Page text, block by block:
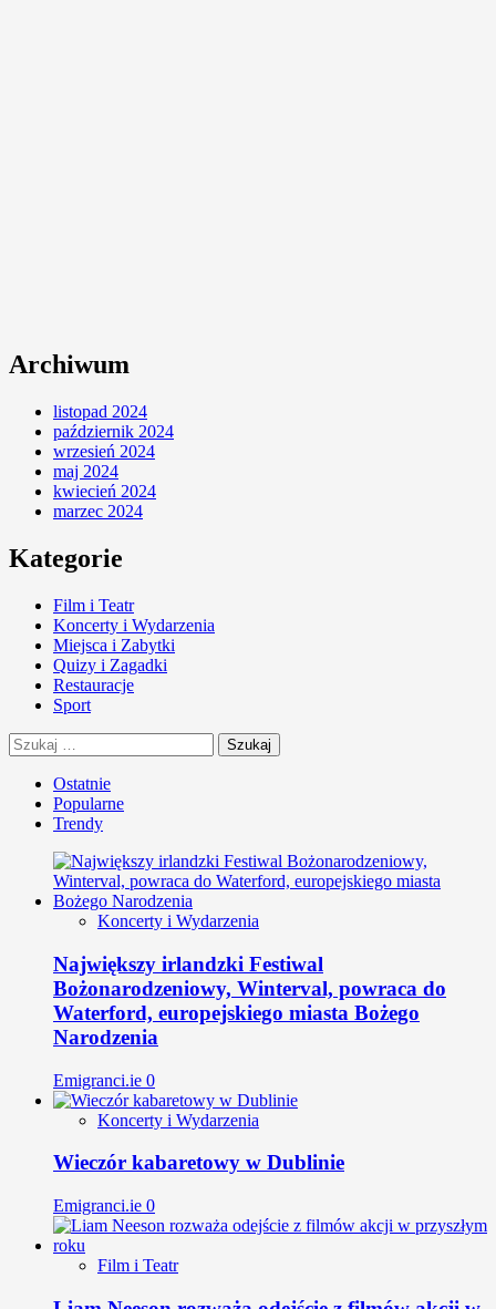
Archiwum
listopad 2024
październik 2024
wrzesień 2024
maj 2024
kwiecień 2024
marzec 2024
Kategorie
Film i Teatr
Koncerty i Wydarzenia
Miejsca i Zabytki
Quizy i Zagadki
Restauracje
Sport
Szukaj:
Ostatnie
Popularne
Trendy
Koncerty i Wydarzenia
Największy irlandzki Festiwal
Bożonarodzeniowy, Winterval, powraca do
Waterford, europejskiego miasta Bożego
Narodzenia
Emigranci.ie 0
Koncerty i Wydarzenia
Wieczór kabaretowy w Dublinie
Emigranci.ie 0
Film i Teatr